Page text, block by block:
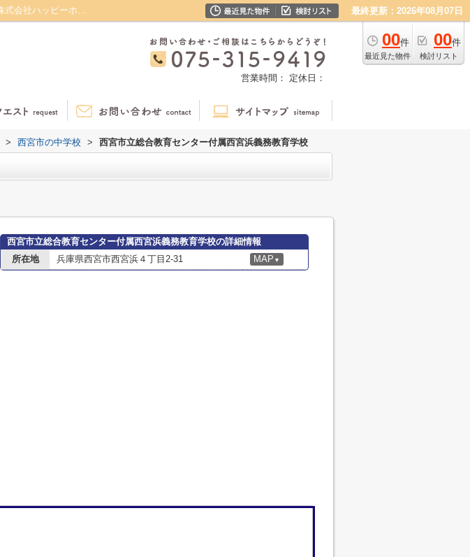
西宮市立総合教育センター付属西宮浜義務教育学校情報ページ｜京都の戸建て｜株式会社ハッピーホーム不動産販売 最終更新：2026年08月07日
00件
最近見た物件
00件
検討リスト
営業時間： 定休日：
> 西宮市の中学校 > 西宮市立総合教育センター付属西宮浜義務教育学校
西宮市立総合教育センター付属西宮浜義務教育学校の詳細情報
所在地
兵庫県西宮市西宮浜４丁目2-31 MAP ▼